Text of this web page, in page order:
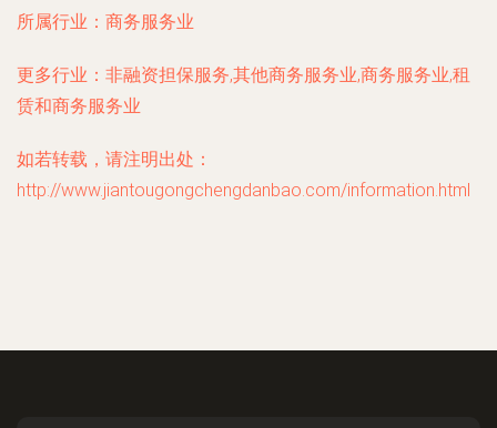
所属行业： 商务服务业
更多行业： 非融资担保服务,其他商务服务业,商务服务业,租
赁和商务服务业
如若转载，请注明出处：
http://www.jiantougongchengdanbao.com/information.html